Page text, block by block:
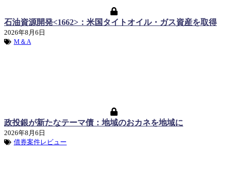
石油資源開発<1662>：米国タイトオイル・ガス資産を取得
2026年8月6日
M＆A
政投銀が新たなテーマ債：地域のおカネを地域に
2026年8月6日
債券案件レビュー